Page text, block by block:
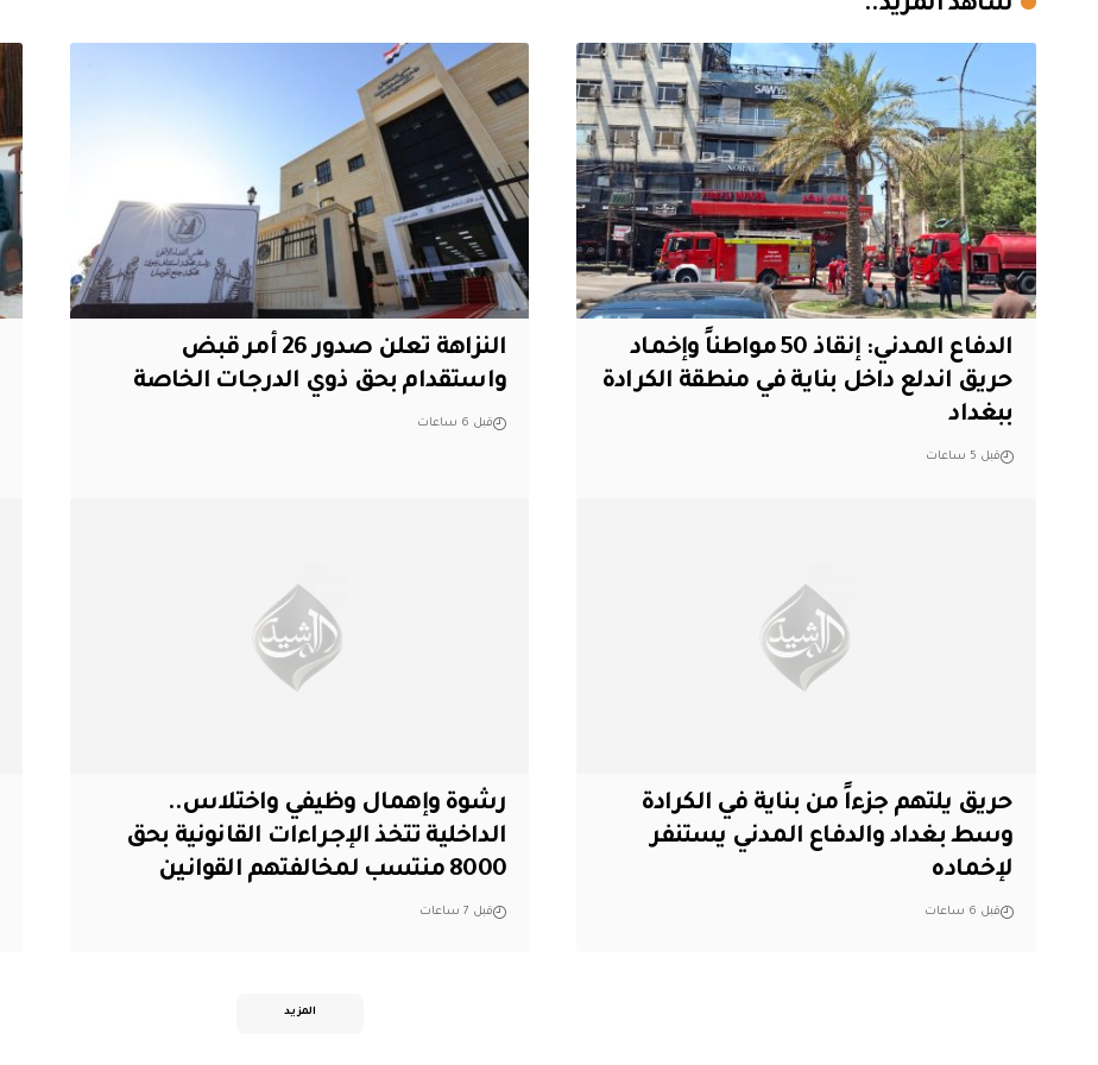
شاهد المزيد..
الدفاع المدني: إنقاذ 50 مواطناً وإخماد
حريق اندلع داخل بناية في منطقة الكرادة
ببغداد
قبل 5 ساعات
النزاهة تعلن صدور 26 أمر قبض
واستقدام بحق ذوي الدرجات الخاصة
قبل 6 ساعات
حريق يلتهم جزءاً من بناية في الكرادة
وسط بغداد والدفاع المدني يستنفر
لإخماده
قبل 6 ساعات
رشوة وإهمال وظيفي واختلاس..
الداخلية تتخذ الإجراءات القانونية بحق
8000 منتسب لمخالفتهم القوانين
قبل 7 ساعات
المزيد